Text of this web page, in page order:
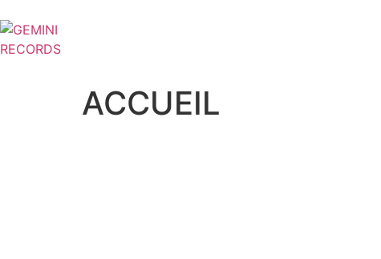
ACCUEIL